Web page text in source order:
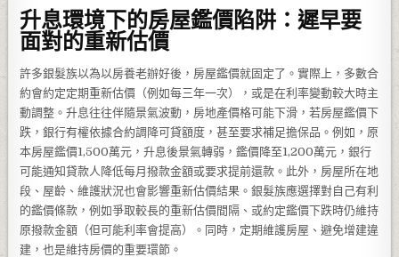
升息環境下的房屋鑑價陷阱：遲早要
面對的重新估價
許多銀髮族以為以房養老辦好後，房屋鑑價就固定了。實際上，多數合
約會約定定期重新估價（例如每三年一次），或是在利率變動較大時主
動調整。升息往往伴隨景氣波動，房地產價格可能下滑，若房屋鑑價下
跌，銀行有權依據合約調降可貸額度，甚至要求補足擔保品。例如，原
本房屋鑑價1,500萬元，升息後景氣轉弱，鑑價降至1,200萬元，銀行
可能通知貸款人降低每月撥款金額或要求提前還款。此外，房屋所在地
段、屋齡、維護狀況也會影響重新估價結果。銀髮族應選擇對自己有利
的鑑價條款，例如爭取較長的重新估價間隔、或約定鑑價下跌時仍維持
原撥款金額（但可能利率會提高）。同時，定期維護房屋、避免增建違
建，也是維持房價的重要環節。